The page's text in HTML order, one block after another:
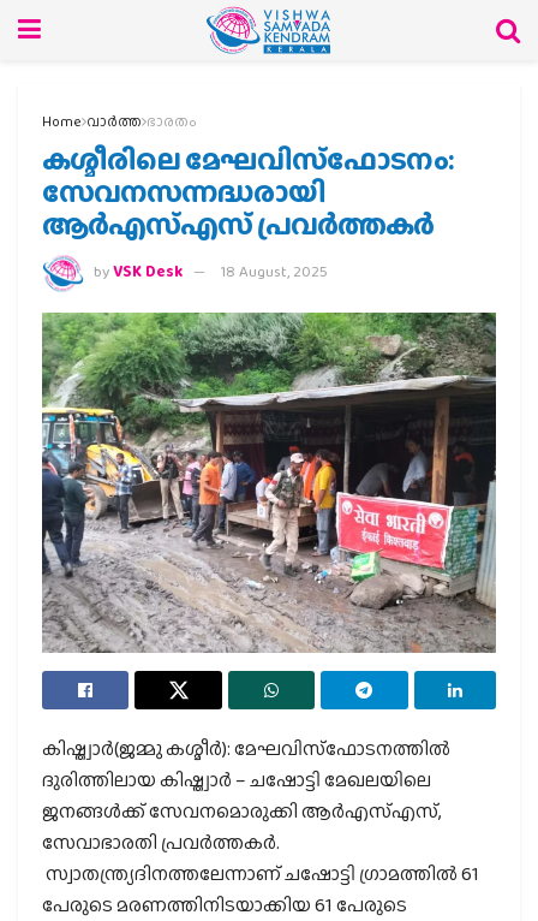
Home വാര്‍ത്ത ഭാരതം
കശ്മീരിലെ മേഘവിസ്‌ഫോടനം:
സേവനസന്നദ്ധരായി
ആര്‍എസ്എസ് പ്രവര്‍ത്തകര്‍
byVSK Desk 18 August, 2025
കിഷ്ത്വാര്‍(ജമ്മു കശ്മീര്‍): മേഘവിസ്‌ഫോടനത്തില്‍
ദുരിത്തിലായ കിഷ്ത്വാര്‍ – ചഷോട്ടി മേഖലയിലെ
ജനങ്ങള്‍ക്ക് സേവനമൊരുക്കി ആര്‍എസ്എസ്,
സേവാഭാരതി പ്രവര്‍ത്തകര്‍.
സ്വാതന്ത്ര്യദിനത്തലേന്നാണ് ചഷോട്ടി ഗ്രാമത്തില്‍ 61
പേരുടെ മരണത്തിനിടയാക്കിയ 61 പേരുടെ